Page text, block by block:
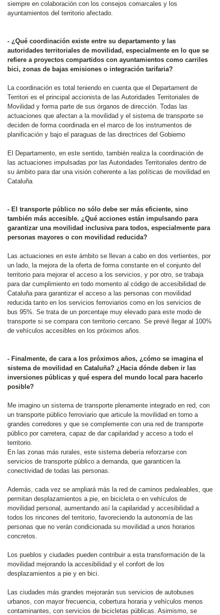
siempre en colaboración con los consejos comarcales y los
ayuntamientos del territorio afectado.
- ¿Qué coordinación existe entre su departamento y las
autoridades territoriales de movilidad, especialmente en lo que se
refiere a proyectos compartidos con ayuntamientos como carriles
bici, zonas de bajas emisiones o integración tarifaria?
La coordinación es total teniendo en cuenta que el Departament de
Territori es el principal accionista de las Autoridades Territoriales de
Movilidad y forma parte de sus órganos de dirección. Todas las
actuaciones que afectan a la movilidad y el sistema de transporte se
deciden de forma coordinada en el marco de los instrumentos de
planificación y bajo el paraguas de las directrices del Gobierno
El Departamento, en este sentido, también realiza la coordinación de
las actuaciones impulsadas por las Autoridades Territoriales dentro de
su ámbito para dar una visión coherente a las políticas de movilidad en
Cataluña
- El transporte público no sólo debe ser más eficiente, sino
también más accesible. ¿Qué acciones están impulsando para
garantizar una movilidad inclusiva para todos, especialmente para
personas mayores o con movilidad reducida?
Las actuaciones en este ámbito se llevan a cabo en dos vertientes, por
un lado, la mejora de la oferta de forma constante en el conjunto del
territorio para mejorar el acceso a los servicios, y por otro, se trabaja
para dar cumplimiento en todo momento al código de accesibilidad de
Cataluña para garantizar el acceso a las personas con movilidad
reducida tanto en los servicios ferroviarios como en los servicios de
bus 95%. Se trata de un porcentaje muy elevado para este modo de
transporte si se compara con territorio cercano. Se prevé llegar al 100%
de vehículos accesibles en los próximos años.
- Finalmente, de cara a los próximos años, ¿cómo se imagina el
sistema de movilidad en Cataluña? ¿Hacia dónde deben ir las
inversiones públicas y qué espera del mundo local para hacerlo
posible?
Me imagino un sistema de transporte plenamente integrado en red, con
un transporte público ferroviario que articule la movilidad en torno a
grandes corredores y que se complemente con una red de transporte
público por carretera, capaz de dar capilaridad y acceso a todo el
territorio.
En las zonas más rurales, este sistema debería reforzarse con
servicios de transporte público a demanda, que garanticen la
conectividad de todas las personas.
Además, cada vez se ampliará más la red de caminos pedaleables, que
permitan desplazamientos a pie, en bicicleta o en vehículos de
movilidad personal, aumentando así la capilaridad y accesibilidad a
todos los rincones del territorio, favoreciendo la autonomía de las
personas que no verán condicionada su movilidad a unos horarios
concretos.
Los pueblos y ciudades pueden contribuir a esta transformación de la
movilidad mejorando la accesibilidad y el confort de los
desplazamientos a pie y en bici.
Las ciudades más grandes mejorarán sus servicios de autobuses
urbanos, con mayor frecuencia, cobertura horaria y vehículos menos
contaminantes, con servicios de bicicletas públicas. Asimismo, se